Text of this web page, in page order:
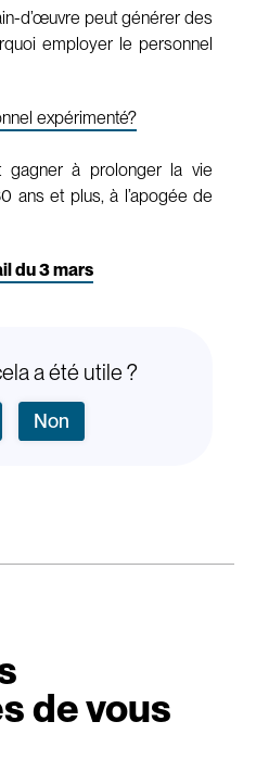
d’œuvre peut générer des
employer le personnel
expérimenté?
gagner à prolonger la vie
ans et plus, à l’apogée de
du 3 mars
a été utile ?
Non
de vous